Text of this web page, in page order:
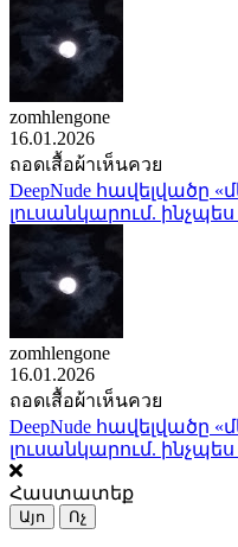
zomhlengone
16.01.2026
ถอดเสื้อผ้าเห็นควย
DeepNude հավելվածը
լուսանկարում.
zomhlengone
16.01.2026
ถอดเสื้อผ้าเห็นควย
DeepNude հավելվածը
լուսանկարում.
Հաստատեք
Այո Ոչ